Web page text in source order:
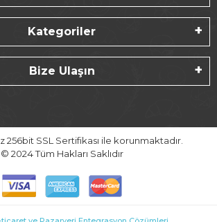
Kategoriler
Bize Ulaşın
256bit SSL Sertifikası ile korunmaktadır.
© 2024Tüm Hakları Saklıdır